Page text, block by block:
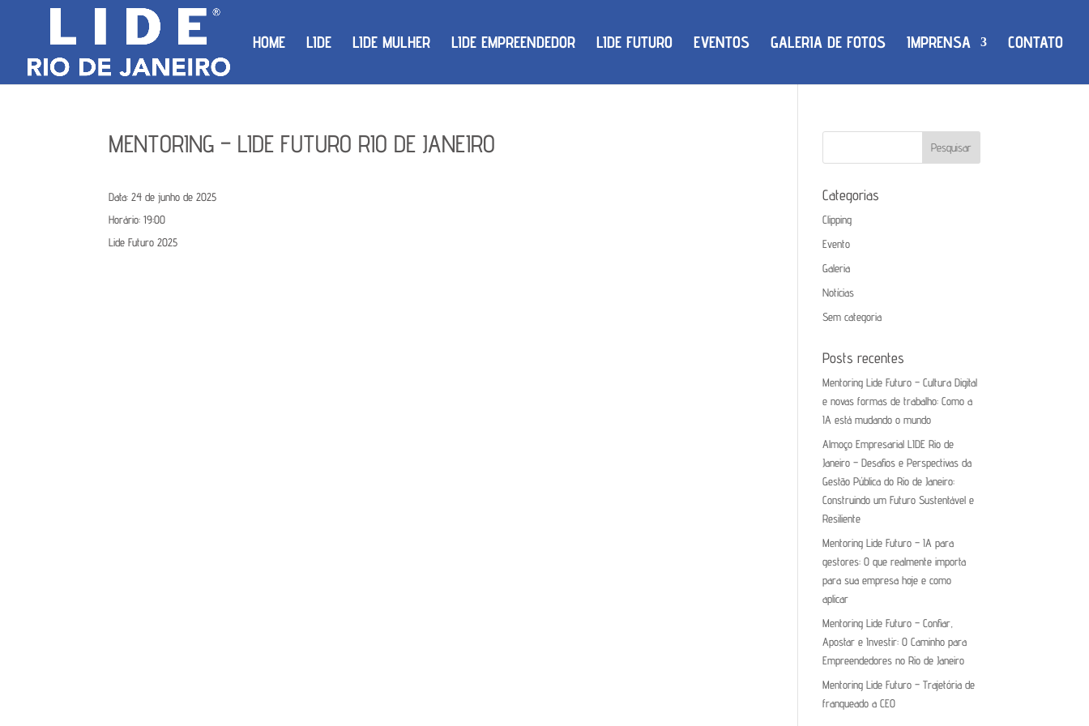
HOME LIDE LIDE MULHER LIDE EMPREENDEDOR LIDE FUTURO EVENTOS GALERIA DE FOTOS IMPRENSA CONTATO
MENTORING – LIDE FUTURO RIO DE JANEIRO
Data:24 de junho de 2025
Horário:19:00
Lide Futuro 2025
Categorias
Clipping
Evento
Galeria
Notícias
Sem categoria
Posts recentes
Mentoring Lide Futuro – Cultura Digital
e novas formas de trabalho: Como a
IA está mudando o mundo
Almoço Empresarial LIDE Rio de
Janeiro – Desafios e Perspectivas da
Gestão Pública do Rio de Janeiro:
Construindo um Futuro Sustentável e
Resiliente
Mentoring Lide Futuro – IA para
gestores: O que realmente importa
para sua empresa hoje e como
aplicar
Mentoring Lide Futuro – Confiar,
Apostar e Investir: O Caminho para
Empreendedores no Rio de Janeiro
Mentoring Lide Futuro – Trajetória de
franqueado a CEO